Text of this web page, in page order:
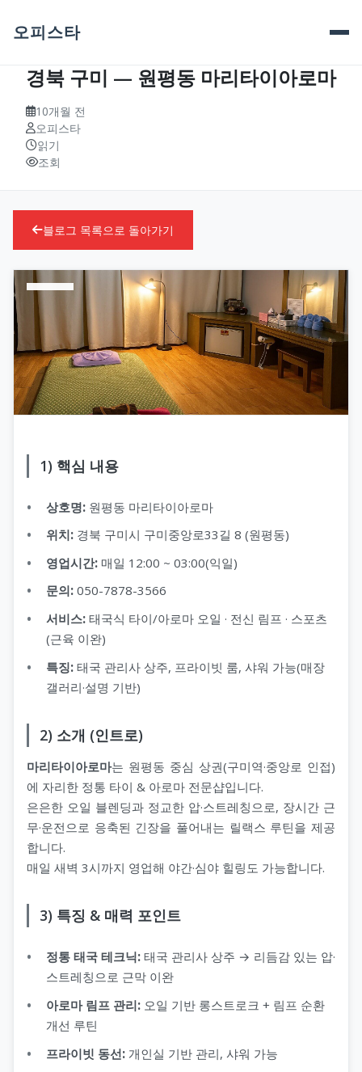
오피스타
경북 구미 — 원평동 마리타이아로마
10개월 전
오피스타
읽기
조회
블로그 목록으로 돌아가기
1) 핵심 내용
상호명: 원평동 마리타이아로마
위치: 경북 구미시 구미중앙로33길 8 (원평동)
영업시간: 매일 12:00 ~ 03:00(익일)
문의: 050-7878-3566
서비스: 태국식 타이/아로마 오일 · 전신 림프 · 스포츠
(근육 이완)
특징: 태국 관리사 상주, 프라이빗 룸, 샤워 가능(매장
갤러리·설명 기반)
2) 소개 (인트로)
마리타이아로마는 원평동 중심 상권(구미역·중앙로 인접)
에 자리한 정통 타이 & 아로마 전문샵입니다.
은은한 오일 블렌딩과 정교한 압·스트레칭으로, 장시간 근
무·운전으로 응축된 긴장을 풀어내는 릴랙스 루틴을 제공
합니다.
매일 새벽 3시까지 영업해 야간·심야 힐링도 가능합니다.
3) 특징 & 매력 포인트
정통 태국 테크닉: 태국 관리사 상주 → 리듬감 있는 압·
스트레칭으로 근막 이완
아로마 림프 관리: 오일 기반 롱스트로크 + 림프 순환
개선 루틴
프라이빗 동선: 개인실 기반 관리, 샤워 가능